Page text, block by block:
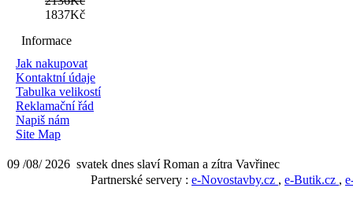
1837Kč
Informace
Jak nakupovat
Kontaktní údaje
Tabulka velikostí
Reklamační řád
Napiš nám
Site Map
09 /08/ 2026 svatek dnes slaví Roman a zítra Vavřinec
Partnerské servery : e-Novostavby.cz , e-Butik.cz ,